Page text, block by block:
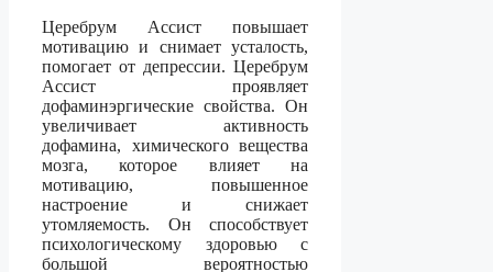
Церебрум Ассист повышает
мотивацию и снимает усталость,
помогает от депрессии. Церебрум
Ассист проявляет
дофаминэргические свойства. Он
увеличивает активность
дофамина, химического вещества
мозга, которое влияет на
мотивацию, повышенное
настроение и снижает
утомляемость. Он способствует
психологическому здоровью с
большой вероятностью